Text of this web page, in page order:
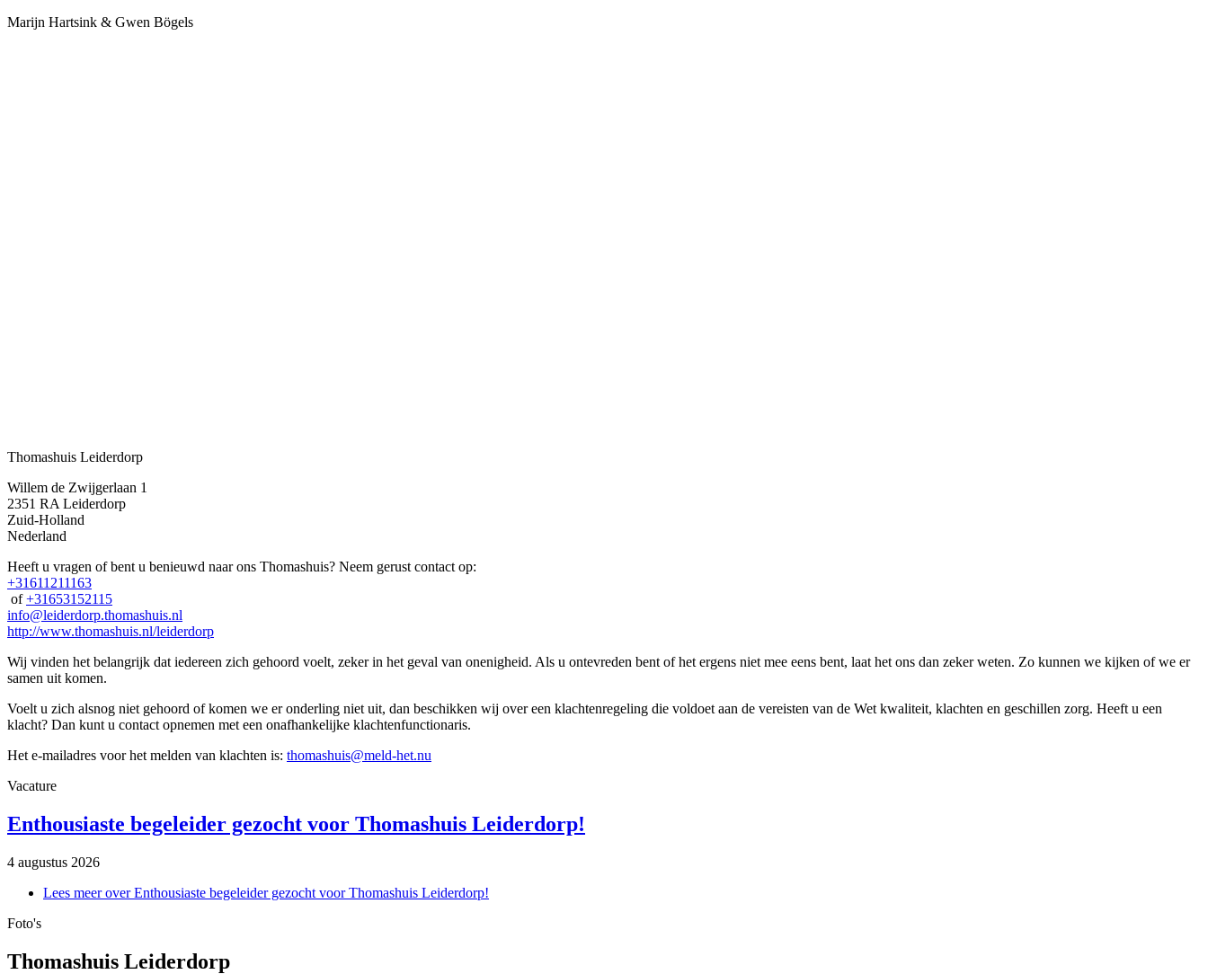
Marijn Hartsink & Gwen Bögels
Thomashuis Leiderdorp
Willem de Zwijgerlaan 1
2351 RA Leiderdorp
Zuid-Holland
Nederland
Heeft u vragen of bent u benieuwd naar ons Thomashuis? Neem gerust contact op:
+31611211163
of+31653152115
info@leiderdorp.thomashuis.nl
http://www.thomashuis.nl/leiderdorp
Wij vinden het belangrijk dat iedereen zich gehoord voelt, zeker in het geval van onenigheid. Als u ontevreden bent of het ergens niet mee eens bent, laat het ons dan zeker weten. Zo kunnen we kijken of we er
samen uit komen.
Voelt u zich alsnog niet gehoord of komen we er onderling niet uit, dan beschikken wij over een klachtenregeling die voldoet aan de vereisten van de Wet kwaliteit, klachten en geschillen zorg. Heeft u een
klacht? Dan kunt u contact opnemen met een onafhankelijke klachtenfunctionaris.
Het e-mailadres voor het melden van klachten is: thomashuis@meld-het.nu
Vacature
Enthousiaste begeleider gezocht voor Thomashuis Leiderdorp!
4 augustus 2026
Lees meerover Enthousiaste begeleider gezocht voor Thomashuis Leiderdorp!
Foto's
Thomashuis Leiderdorp